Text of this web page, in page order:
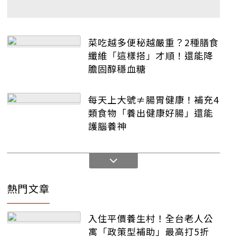
菜吃越多便秘越嚴重？2種膳食
纖維「這樣搭」才順！還能降
膽固醇穩血糖
每天上大號≠腸胃健康！補充4
類食物「養出健康好腸」還能
護腦養神
熱門文章
入住平價養生村！全台老人公
寓「政策型補助」最高打5折